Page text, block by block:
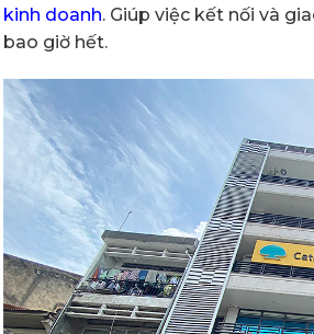
kinh doanh. Giúp việc kết nối và
bao giờ hết.